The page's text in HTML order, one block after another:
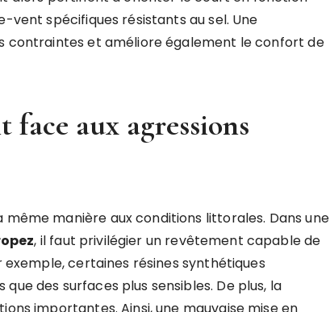
vent spécifiques résistants au sel. Une
contraintes et améliore également le confort de
aux agressions
manière aux conditions littorales. Dans une
, il faut privilégier un revêtement capable de
exemple, certaines résines synthétiques
des surfaces plus sensibles. De plus, la